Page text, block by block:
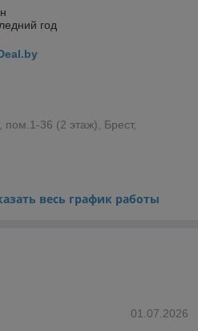
год
36 (2 этаж), Брест,
весь график работы
01.07.2026